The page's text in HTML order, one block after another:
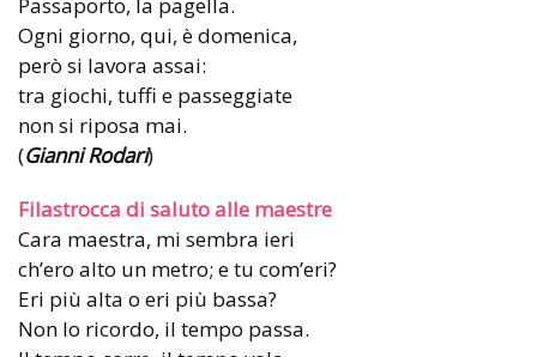
Passaporto, la pagella.
Ogni giorno, qui, è domenica,
però si lavora assai:
tra giochi, tuffi e passeggiate
non si riposa mai.
(Gianni Rodari)
Filastrocca di saluto alle maestre
Cara maestra, mi sembra ieri
ch’ero alto un metro; e tu com’eri?
Eri più alta o eri più bassa?
Non lo ricordo, il tempo passa.